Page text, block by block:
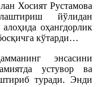
Хосият Рустамова
йўлидан
оҳангдорлик
кўтарди…
энсасини
устувор ва
туради. Энди